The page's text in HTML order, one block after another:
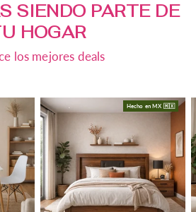
SIENDO PARTE DE
HOGAR
los mejores deals
Hecho en MX 🇲🇽